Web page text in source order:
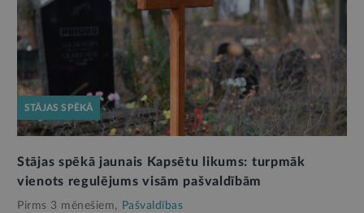
STĀJAS SPĒKĀ
Stājas spēkā jaunais Kapsētu likums: turpmāk
vienots regulējums visām pašvaldībām
Pirms 3 mēnešiem, Pašvaldības